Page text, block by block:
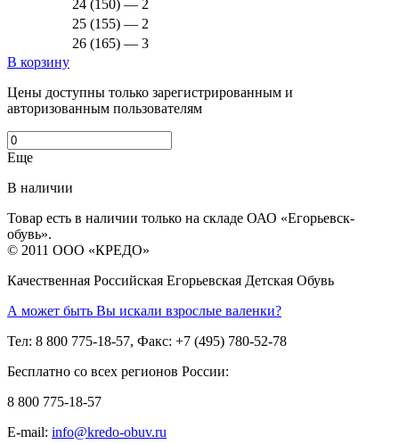
24 (150) — 2
25 (155) — 2
26 (165) — 3
В корзину
Цены доступны только зарегистрированным и
авторизованным пользователям
Еще
В наличии
Товар есть в наличии только на складе ОАО «Егорьевск-
обувь».
© 2011 ООО «КРЕДО»
Качественная Российская Егорьевская Детская Обувь
А может быть Вы искали взрослые валенки?
Тел: 8 800 775-18-57, Факс: +7 (495) 780-52-78
Бесплатно со всех регионов России:
8 800 775-18-57
E-mail: info@kredo-obuv.ru